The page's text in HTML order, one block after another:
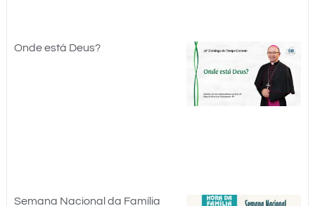
Onde está Deus?
Semana Nacional da Família